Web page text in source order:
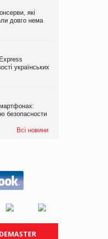
які
довго нема
українських
безопасности
Всі новини